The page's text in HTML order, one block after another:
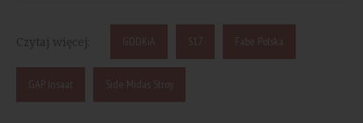
Czytaj więcej: GDDKiA S17 Fabe Polska
GAP Insaat Side Midas Stroy